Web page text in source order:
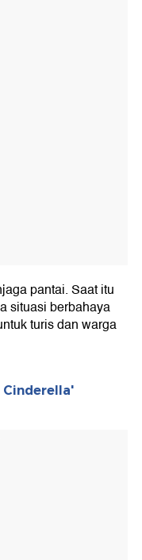
pantai. Saat itu
situasi berbahaya
turis dan warga